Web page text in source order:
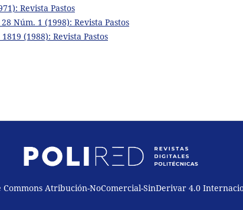
Revista Pastos
28 Núm. 1 (1998): Revista Pastos
1819 (1988): Revista Pastos
Atribución-NoComercial-SinDerivar 4.0